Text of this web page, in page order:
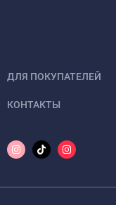
ДЛЯ ПОКУПАТЕЛЕЙ
КОНТАКТЫ